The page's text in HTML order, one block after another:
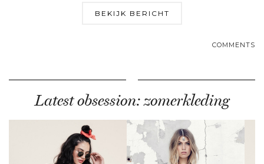
BEKIJK BERICHT
COMMENTS
Latest obsession: zomerkleding